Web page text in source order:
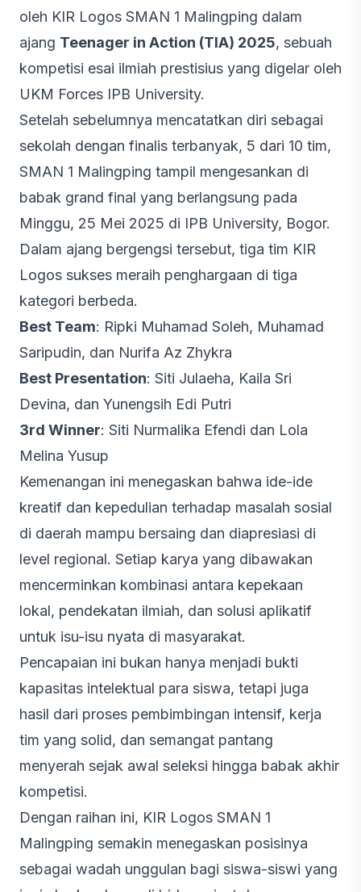
oleh KIR Logos SMAN 1 Malingping dalam
ajang Teenager in Action (TIA) 2025, sebuah
kompetisi esai ilmiah prestisius yang digelar oleh
UKM Forces IPB University.
Setelah sebelumnya mencatatkan diri sebagai
sekolah dengan finalis terbanyak, 5 dari 10 tim,
SMAN 1 Malingping tampil mengesankan di
babak grand final yang berlangsung pada
Minggu, 25 Mei 2025 di IPB University, Bogor.
Dalam ajang bergengsi tersebut, tiga tim KIR
Logos sukses meraih penghargaan di tiga
kategori berbeda.
Best Team: Ripki Muhamad Soleh, Muhamad
Saripudin, dan Nurifa Az Zhykra
Best Presentation: Siti Julaeha, Kaila Sri
Devina, dan Yunengsih Edi Putri
3rd Winner: Siti Nurmalika Efendi dan Lola
Melina Yusup
Kemenangan ini menegaskan bahwa ide-ide
kreatif dan kepedulian terhadap masalah sosial
di daerah mampu bersaing dan diapresiasi di
level regional. Setiap karya yang dibawakan
mencerminkan kombinasi antara kepekaan
lokal, pendekatan ilmiah, dan solusi aplikatif
untuk isu-isu nyata di masyarakat.
Pencapaian ini bukan hanya menjadi bukti
kapasitas intelektual para siswa, tetapi juga
hasil dari proses pembimbingan intensif, kerja
tim yang solid, dan semangat pantang
menyerah sejak awal seleksi hingga babak akhir
kompetisi.
Dengan raihan ini, KIR Logos SMAN 1
Malingping semakin menegaskan posisinya
sebagai wadah unggulan bagi siswa-siswi yang